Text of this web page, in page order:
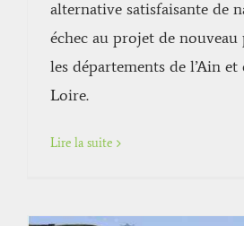
alternative satisfaisante de
échec au projet de
les départements de l’Ain et
Loire.
Lire la suite